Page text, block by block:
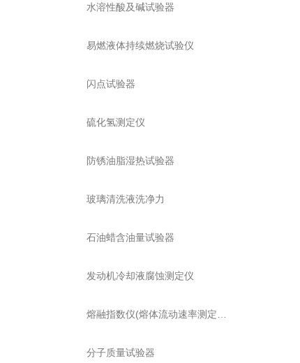
水溶性酸及碱试验器
易燃液体持续燃烧试验仪
闪点试验器
硫化氢测定仪
防锈油脂湿热试验器
玻璃清洗液洗净力
石油蜡含油量试验器
发动机冷却液腐蚀测定仪
分子质量试验器